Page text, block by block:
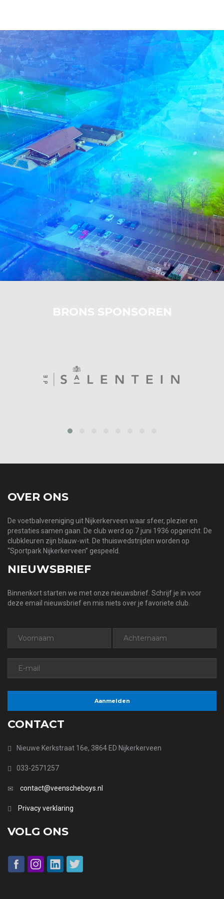
BRONS SPONSOREN
OVER ONS
De voetbalvereniging uit Nijkerkerveen waar sfeer, plezier en
prestaties samen gaan. De club werd op 7 juni 1936 opgericht. De
clubkleuren zijn blauw-wit. De thuiswedstrijden worden op
“Sportpark Nijkerkerveen” gespeeld.
NIEUWSBRIEF
Binnenkort starten we met onze nieuwsbrief. Schrijf je in voor
deze email nieuwsbrief en mis niets over je favoriete club.
CONTACT
Nieuwe Kerkstraat 16e, 3864 ED Nijkerkerveen
033-2571257
contact@veenscheboys.nl
Privacy verklaring
VOLG ONS